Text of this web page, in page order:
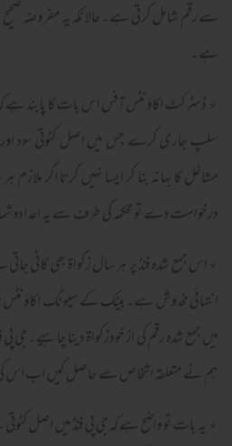
سے رقم شامل کرتی ہے۔حالانکہ یہ مفروضہ
ہے۔
٭ ڈسٹرکٹ اکاؤنٹس آفس اس بات کا پابند ہے
سلپ جاری کرے جس میں اصل کٹوتی سود
مشاغل کا بہانہ بنا کر ایسا نہیں کرتا اگر
درخواست دے تو محکمہ کی طرف سے یہ
٭اس جمع شدہ فنڈ پر ہرسال زکواۃ بھی کاٹی
انتہائی مخدوش ہے۔بینک کے سیونگ اکاؤنٹس
میں جمع شدہ رقم کی از خودزکواۃ دینا چاہیے۔جی
ہم نے متعلقہ اشخاص سے حاصل کیں اب اس
٭ یہ بات تو واضح ہے کہ جی پی فنڈ میں اصل